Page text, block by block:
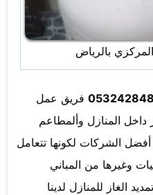
بالرياض
فريق عمل
المنازل وألمطاعم
الشركات لكونها تتعامل
وغيرها من المباني
الغاز للمنازل لدينا